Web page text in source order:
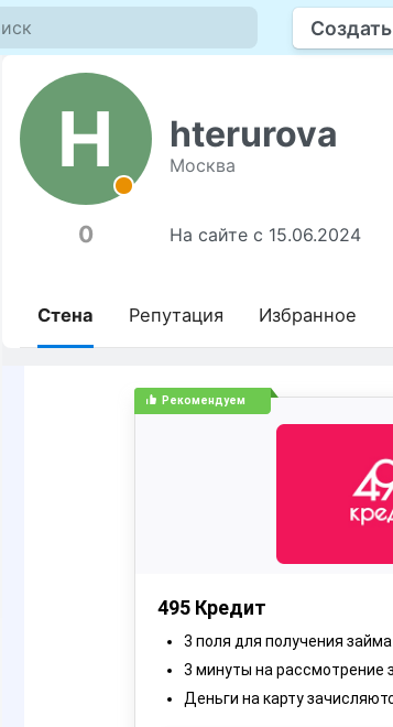
Создать
H hterurova
Москва
0 На сайте с 15.06.2024
Стена Репутация Избранное